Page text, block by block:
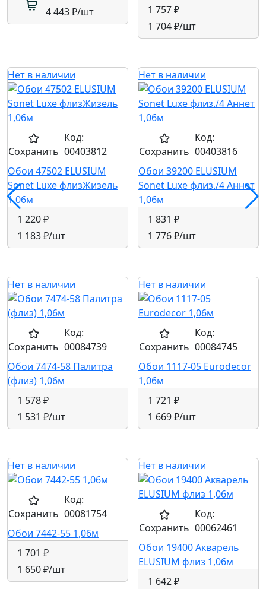
4 443 ₽/шт
1 757 ₽
1 704 ₽/шт
Нет в наличии
Сохранить
Код:
00403812
Обои 47502 ELUSIUM
Sonet Luxe флизЖизель
1,06м
1 220 ₽
1 183 ₽/шт
Нет в наличии
Сохранить
Код:
00403816
Обои 39200 ELUSIUM
Sonet Luxe флиз./4 Аннет
1,06м
1 831 ₽
1 776 ₽/шт
Нет в наличии
Сохранить
Код:
00084739
Обои 7474-58 Палитра
(флиз) 1,06м
1 578 ₽
1 531 ₽/шт
Нет в наличии
Сохранить
Код:
00084745
Обои 1117-05 Eurodecor
1,06м
1 721 ₽
1 669 ₽/шт
Нет в наличии
Сохранить
Код:
00081754
Обои 7442-55 1,06м
1 701 ₽
1 650 ₽/шт
Нет в наличии
Сохранить
Код:
00062461
Обои 19400 Акварель
ELUSIUM флиз 1,06м
1 642 ₽